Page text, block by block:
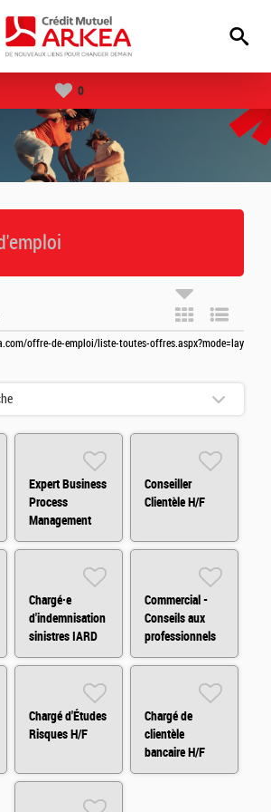
0
offre-de-emploi/liste-toutes-offres.aspx?mode=lay
Expert Business
Process
Management
(BPM) H/F
Conseiller
Clientèle H/F
Chargé·e
d'indemnisation
sinistres IARD
H/F
Commercial -
Conseils aux
professionnels
et
Chargé d'Études
Risques H/F
Chargé de
clientèle
bancaire H/F